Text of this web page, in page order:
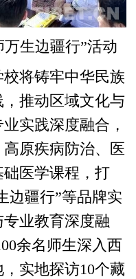
生边疆行”活动
将铸牢中华民族
推动区域文化与
实践深度融合，
原疾病防治、医
医学课程，打
边疆行”等品牌实
业教育深度融
余名师生深入西
实地探访10个藏